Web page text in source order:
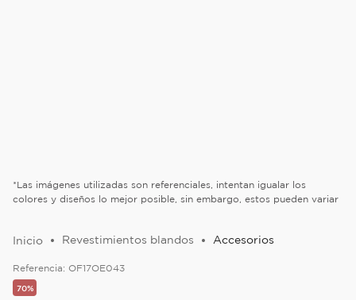
*Las imágenes utilizadas son referenciales, intentan igualar los
colores y diseños lo mejor posible, sin embargo, estos pueden variar
Revestimientos blandos Accesorios
Referencia: OF17OE043
70%